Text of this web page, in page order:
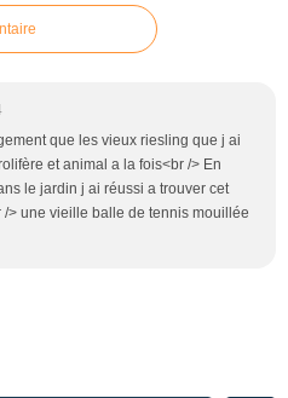
que les vieux riesling que j ai
et animal a la fois<br /> En
le jardin j ai réussi a trouver cet
> une vieille balle de tennis mouillée